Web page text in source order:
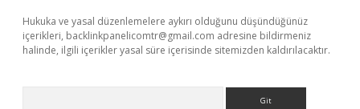
Hukuka ve yasal düzenlemelere aykırı olduğunu düşündüğünüz
içerikleri, backlinkpanelicomtr@gmail.com adresine bildirmeniz
halinde, ilgili içerikler yasal süre içerisinde sitemizden kaldırılacaktır.